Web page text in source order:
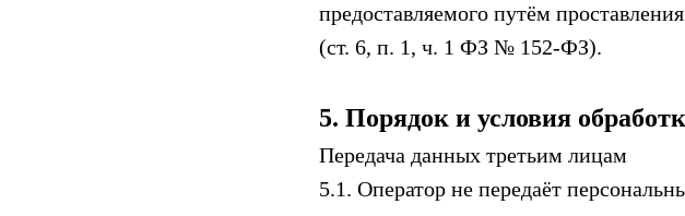
предоставляемого путём
(ст. 6, п. 1, ч. 1 ФЗ № 152-ФЗ).
5. Порядок и условия
Передача данных третьим лицам
5.1. Оператор не передаёт